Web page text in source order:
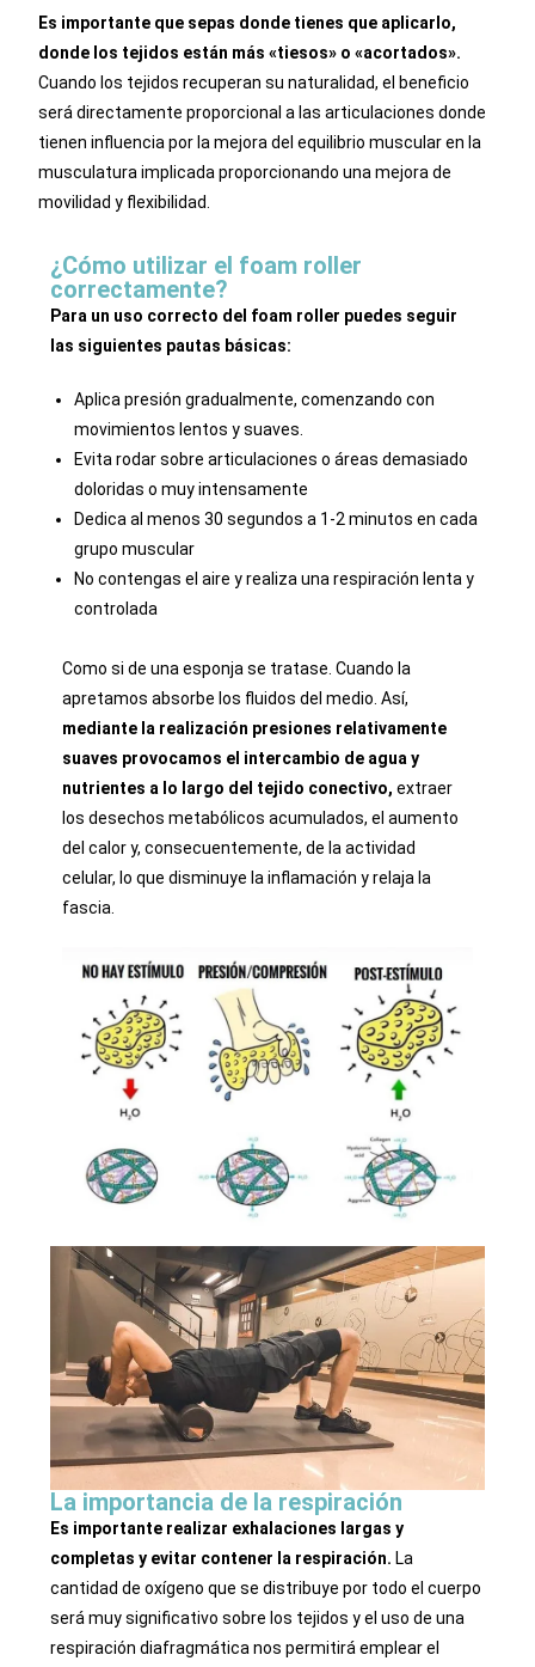
Es importante que sepas donde tienes que aplicarlo,
donde los tejidos están más «tiesos» o «acortados».
Cuando los tejidos recuperan su naturalidad, el beneficio
será directamente proporcional a las articulaciones donde
tienen influencia por la mejora del equilibrio muscular en la
musculatura implicada proporcionando una mejora de
movilidad y flexibilidad.
¿Cómo utilizar el foam roller
correctamente?
Para un uso correcto del foam roller puedes seguir
las siguientes pautas básicas:
Aplica presión gradualmente, comenzando con
movimientos lentos y suaves.
Evita rodar sobre articulaciones o áreas demasiado
doloridas o muy intensamente
Dedica al menos 30 segundos a 1-2 minutos en cada
grupo muscular
No contengas el aire y realiza una respiración lenta y
controlada
Como si de una esponja se tratase. Cuando la
apretamos absorbe los fluidos del medio. Así,
mediante la realización presiones relativamente
suaves provocamos el intercambio de agua y
nutrientes a lo largo del tejido conectivo,extraer
los desechos metabólicos acumulados,el aumento
del calor y, consecuentemente, de la actividad
celular, lo que disminuye la inflamación y relaja la
fascia.
La importancia de la respiración
Es importante realizar exhalaciones largas y
completas y evitar contener la respiración. La
cantidad de oxígeno que se distribuye por todo el cuerpo
será muy significativo sobre los tejidos y el uso de una
respiración diafragmática nos permitirá emplear el